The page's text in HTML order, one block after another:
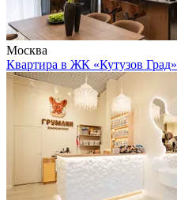
Москва
Квартира в ЖК «Кутузов Град»